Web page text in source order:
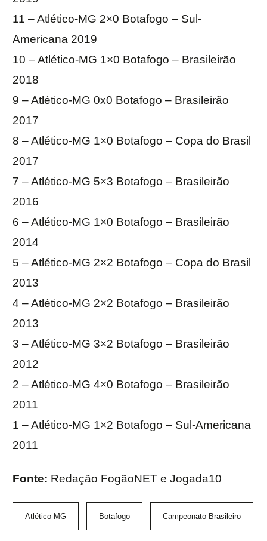
11 – Atlético-MG 2×0 Botafogo – Sul-
Americana 2019
10 – Atlético-MG 1×0 Botafogo – Brasileirão
2018
9 – Atlético-MG 0x0 Botafogo – Brasileirão
2017
8 – Atlético-MG 1×0 Botafogo – Copa do Brasil
2017
7 – Atlético-MG 5×3 Botafogo – Brasileirão
2016
6 – Atlético-MG 1×0 Botafogo – Brasileirão
2014
5 – Atlético-MG 2×2 Botafogo – Copa do Brasil
2013
4 – Atlético-MG 2×2 Botafogo – Brasileirão
2013
3 – Atlético-MG 3×2 Botafogo – Brasileirão
2012
2 – Atlético-MG 4×0 Botafogo – Brasileirão
2011
1 – Atlético-MG 1×2 Botafogo – Sul-Americana
2011
Fonte: Redação FogãoNET e Jogada10
Atlético-MG Botafogo Campeonato Brasileiro